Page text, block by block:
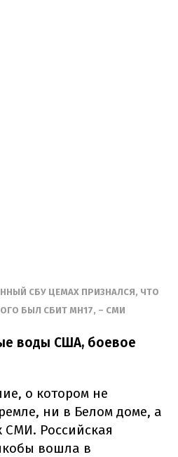
СБУ ЦЕМАХ ПРИЗНАЛСЯ, ЧТО
БЫЛ СБИТ MH17, – СМИ
воды США, боевое
о котором не
ни в Белом доме, а
СМИ. Российская
вошла в